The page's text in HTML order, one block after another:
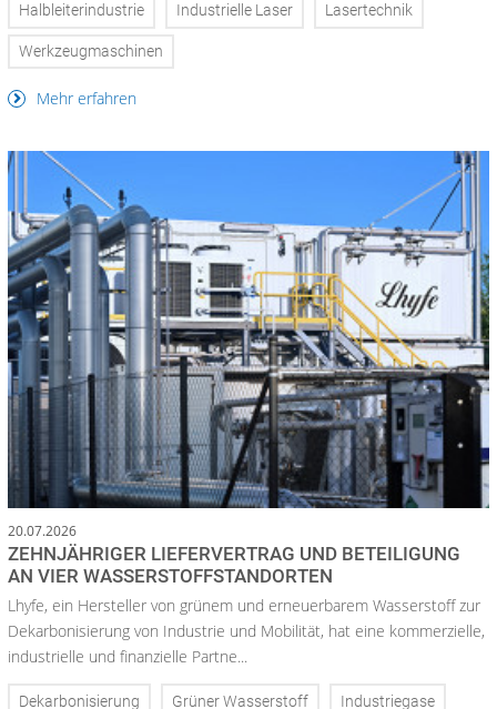
Halbleiterindustrie Industrielle Laser Lasertechnik
Werkzeugmaschinen
Mehr erfahren
20.07.2026
ZEHNJÄHRIGER LIEFERVERTRAG UND BETEILIGUNG
AN VIER WASSERSTOFFSTANDORTEN
Lhyfe, ein Hersteller von grünem und erneuerbarem Wasserstoff zur
Dekarbonisierung von Industrie und Mobilität, hat eine kommerzielle,
industrielle und finanzielle Partne...
Dekarbonisierung Grüner Wasserstoff Industriegase